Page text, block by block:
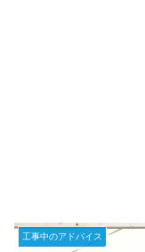
工事中のアドバイス